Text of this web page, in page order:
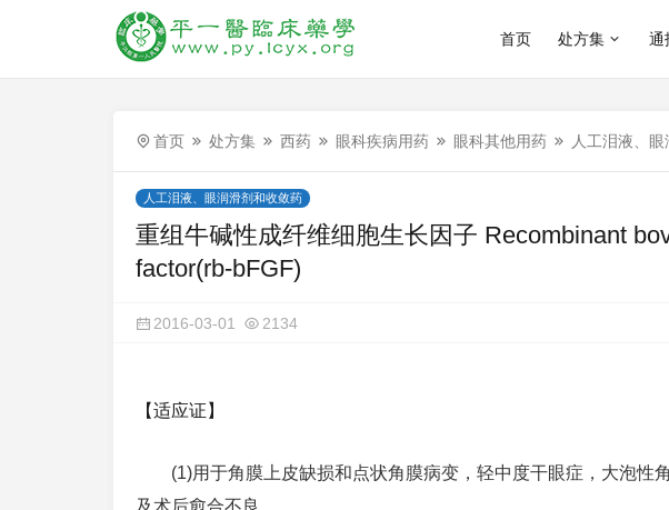
首页 处方集 通
首页 处方集 西药 眼科疾病用药 眼科其他用药 人工泪液、
人工泪液、眼润滑剂和收敛药
重组牛碱性成纤维细胞生长因子 Recombinant
factor(rb-bFGF)
2016-03-01 2134
【适应证】
(1)用于角膜上皮缺损和点状角膜病变，轻中度干眼症，大泡性
及术后愈合不良。